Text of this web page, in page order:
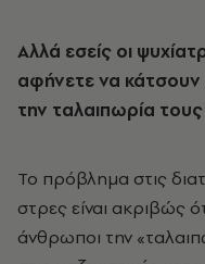
Αλλά εσείς οι
αφήνετε να
την ταλαιπωρία
Το πρόβλημα στις
στρες είναι ακριβώς
άνθρωποι την